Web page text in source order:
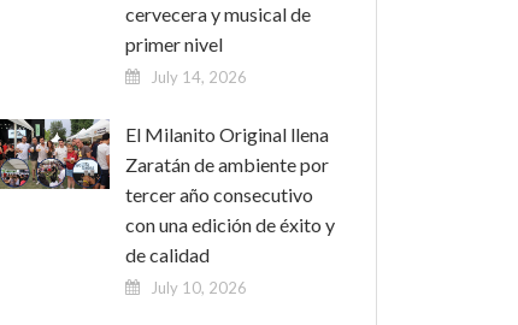
cervecera y musical de
primer nivel
July 14, 2026
El Milanito Original llena
Zaratán de ambiente por
tercer año consecutivo
con una edición de éxito y
de calidad
July 10, 2026